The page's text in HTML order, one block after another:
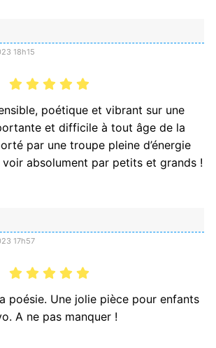
18h15
poétique et vibrant sur une
et difficile à tout âge de la
par une troupe pleine d’énergie
absolument par petits et grands !
17h57
poésie. Une jolie pièce pour enfants
A ne pas manquer !